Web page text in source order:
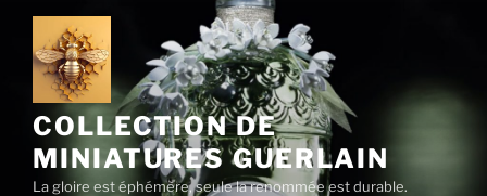
Aller
contenu
principal
COLLECTION DE
MINIATURES GUERLAIN
La gloire est éphémère, seule la renommée est durable.